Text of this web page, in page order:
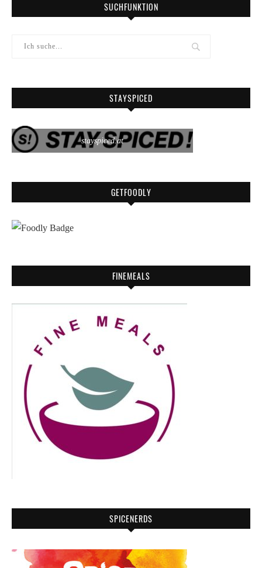
SUCHFUNKTION
STAYSPICED
stayspiced.at
GETFOODLY
FINEMEALS
SPICENERDS